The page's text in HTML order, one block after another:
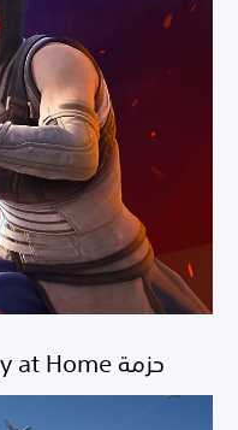
حزمة Rogue Company Play at Home‏